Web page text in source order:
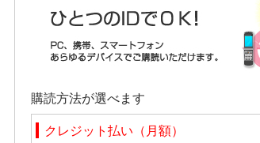
購読方法が選べます
クレジット払い（月額）